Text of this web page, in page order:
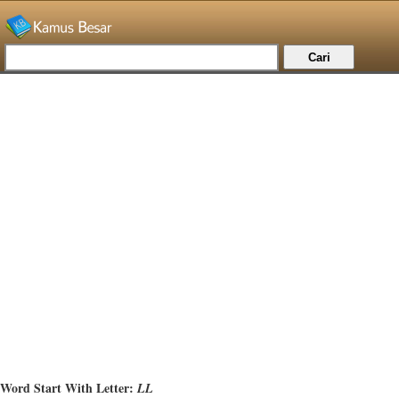
Word Start With Letter:LL